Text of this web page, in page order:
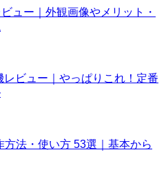
ュー｜外観画像やメリット・
ビュー｜やっぱりこれ！定番
法・使い方 53選｜基本から